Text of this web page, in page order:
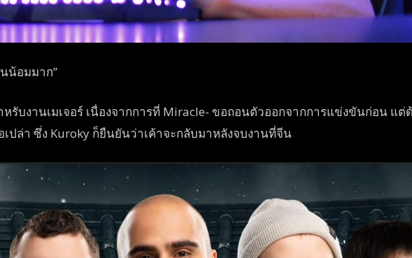
น้อมมาก”
รับงานเมเจอร์ เนื่องจากการที่ Miracle- ขอถอนตัวออกจากการแข่งขันก่อน แต่
ปล่า ซึ่ง Kuroky ก็ยืนยันว่าเค้าจะกลับมาหลังจบงานที่จีน